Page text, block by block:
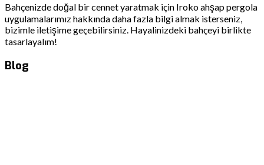
Bahçenizde doğal bir cennet yaratmak için Iroko ahşap pergola
uygulamalarımız hakkında daha fazla bilgi almak isterseniz,
bizimle iletişime geçebilirsiniz. Hayalinizdeki bahçeyi birlikte
tasarlayalım!
Blog